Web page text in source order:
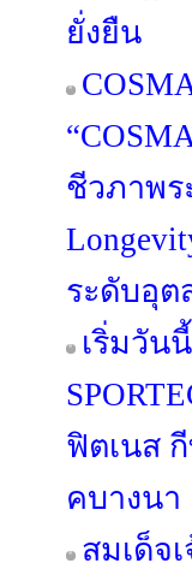
ยั่งยืน
ชีวภาพร
ระดับอุต
เริ่มวัน
ฟิตเนส
คบางนา
สมเด็จ